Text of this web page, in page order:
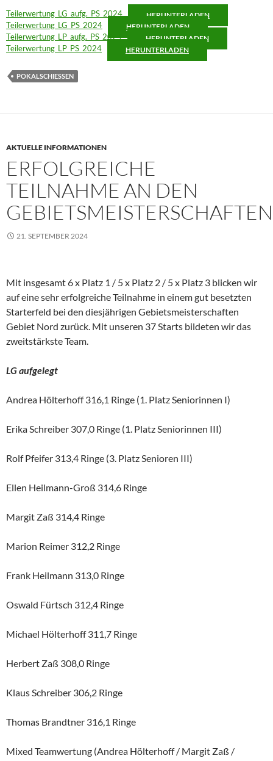
Teilerwertung_LG_aufg._PS_2024 HERUNTERLADEN
Teilerwertung_LG_PS_2024 HERUNTERLADEN
Teilerwertung_LP_aufg._PS_2024 HERUNTERLADEN
Teilerwertung_LP_PS_2024 HERUNTERLADEN
POKALSCHIESSEN
AKTUELLE INFORMATIONEN
ERFOLGREICHE
TEILNAHME AN DEN
GEBIETSMEISTERSCHAFTEN
21. SEPTEMBER 2024
Mit insgesamt 6 x Platz 1 / 5 x Platz 2 / 5 x Platz 3 blicken wir
auf eine sehr erfolgreiche Teilnahme in einem gut besetzten
Starterfeld bei den diesjährigen Gebietsmeisterschaften
Gebiet Nord zurück. Mit unseren 37 Starts bildeten wir das
zweitstärkste Team.
LGaufgelegt
Andrea Hölterhoff 316,1 Ringe (1. Platz Seniorinnen I)
Erika Schreiber 307,0 Ringe (1. Platz Seniorinnen III)
Rolf Pfeifer 313,4 Ringe (3. Platz Senioren III)
Ellen Heilmann-Groß 314,6 Ringe
Margit Zaß 314,4 Ringe
Marion Reimer 312,2 Ringe
Frank Heilmann 313,0 Ringe
Oswald Fürtsch 312,4 Ringe
Michael Hölterhoff 311,7 Ringe
Herbert Zaß 308,0 Ringe
Klaus Schreiber 306,2 Ringe
Thomas Brandtner 316,1 Ringe
Mixed Teamwertung (Andrea Hölterhoff / Margit Zaß /